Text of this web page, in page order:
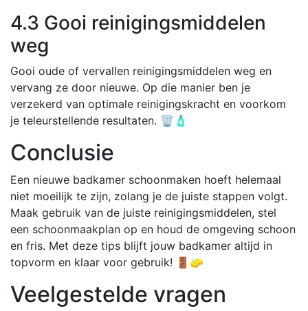
4.3 Gooi reinigingsmiddelen
weg
Gooi oude of vervallen reinigingsmiddelen weg en
vervang ze door nieuwe. Op die manier ben je
verzekerd van optimale reinigingskracht en voorkom
je teleurstellende resultaten. 🗑️🧴
Conclusie
Een nieuwe badkamer schoonmaken hoeft helemaal
niet moeilijk te zijn, zolang je de juiste stappen volgt.
Maak gebruik van de juiste reinigingsmiddelen, stel
een schoonmaakplan op en houd de omgeving schoon
en fris. Met deze tips blijft jouw badkamer altijd in
topvorm en klaar voor gebruik! 🚪🧽
Veelgestelde vragen